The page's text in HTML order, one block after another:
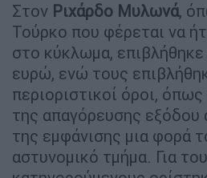
Στον Ριχάρδο Μυλωνά,
Τούρκο που φέρεται να
στο κύκλωμα,
ευρώ, ενώ τους
περιοριστικοί όροι,
της απαγόρευσης εξόδου
της εμφάνισης μια φορά
αστυνομικό τμήμα. Για